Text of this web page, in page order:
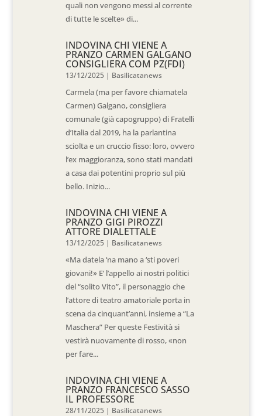
quali non vengono messi al corrente
di tutte le scelte» di...
INDOVINA CHI VIENE A
PRANZO CARMEN GALGANO
CONSIGLIERA COM PZ(FDI)
13/12/2025 | Basilicatanews
Carmela (ma per favore chiamatela
Carmen) Galgano, consigliera
comunale (già capogruppo) di Fratelli
d’Italia dal 2019, ha la parlantina
sciolta e un cruccio fisso: loro, ovvero
l’ex maggioranza, sono stati mandati
a casa dai potentini proprio sul più
bello. Inizio...
INDOVINA CHI VIENE A
PRANZO GIGI PIROZZI
ATTORE DIALETTALE
13/12/2025 | Basilicatanews
«Ma datela ‘na mano a ‘sti poveri
giovani!» E’ l’appello ai nostri politici
del “solito Vito”, il personaggio che
l’attore di teatro amatoriale porta in
scena da cinquant’anni, insieme a “La
Maschera” Per queste Festività si
vestirà nuovamente di rosso, «non
per fare...
INDOVINA CHI VIENE A
PRANZO FRANCESCO SASSO
IL PROFESSORE
28/11/2025 | Basilicatanews